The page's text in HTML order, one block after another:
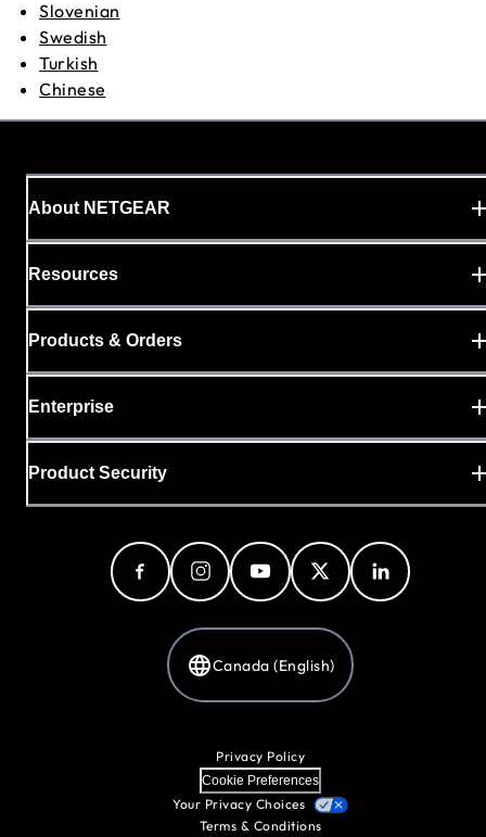
Slovenian
Swedish
Turkish
Chinese
About NETGEAR
Resources
Products & Orders
Enterprise
Product Security
Canada (English)
Privacy Policy
Cookie Preferences
Your Privacy Choices
Terms & Conditions